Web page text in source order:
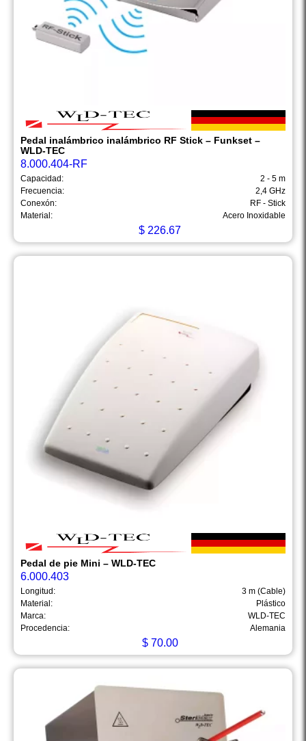
Pedal inalámbrico inalámbrico RF Stick – Funkset –
WLD-TEC
8.000.404-RF
Capacidad:
2 - 5 m
Frecuencia:
2,4 GHz
Conexón:
RF - Stick
Material:
Acero Inoxidable
$ 226.67
Pedal de pie Mini – WLD-TEC
6.000.403
Longitud:
3 m (Cable)
Material:
Plástico
Marca:
WLD-TEC
Procedencia:
Alemania
$70.00